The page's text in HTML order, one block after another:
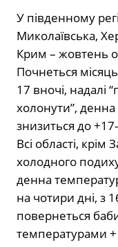
У південному
Миколаївська,
Крим – жовтень
Почнеться
17 вночі, надалі
холонути”,
знизиться до
Всі області,
холодного
денна
на чотири дні, з
повернеться
температурами